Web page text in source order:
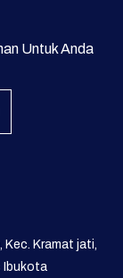
Untuk Anda
Kec. Kramat jati,
Ibukota